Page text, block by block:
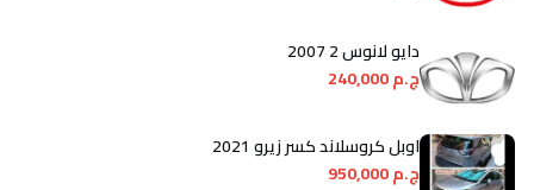
دايو لانوس 2 2007
ج.م 240,000
اوبل كروسلاند كسر زيرو 2021
ج.م 950,000